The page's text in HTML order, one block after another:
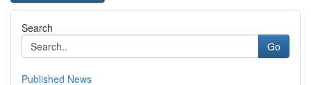
Search
Go
Published News